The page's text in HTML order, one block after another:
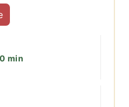
minutes
min